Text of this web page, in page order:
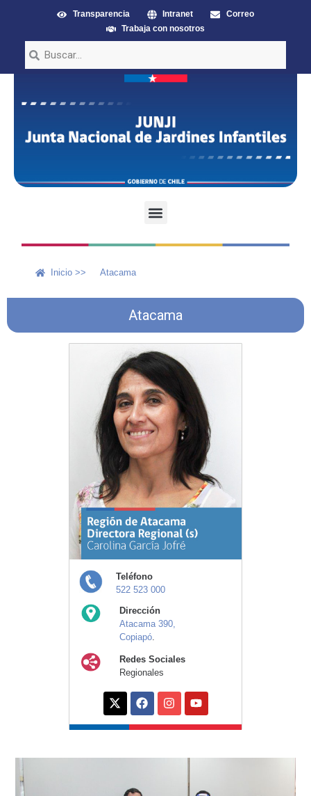
Transparencia Intranet
Correo
Trabaja con nosotros
Inicio >> Atacama
Atacama
Teléfono
522 523 000
Dirección
Atacama 390,
Copiapó
Redes Sociales
Regionales